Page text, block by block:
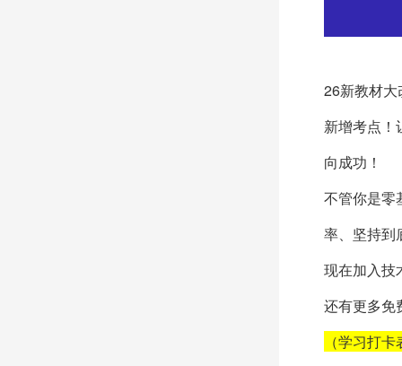
26新教材
新增考点！
向成功！
不管你是零
率、坚持到
现在加入技
还有更多免
（学习打